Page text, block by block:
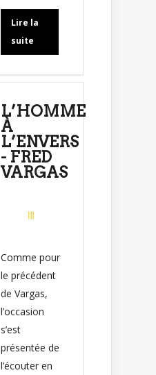
Lire la
suite
L’HOMME
À
L’ENVERS
- FRED
VARGAS
Comme pour
le précédent
de Vargas,
l’occasion
s’est
présentée de
l’écouter en